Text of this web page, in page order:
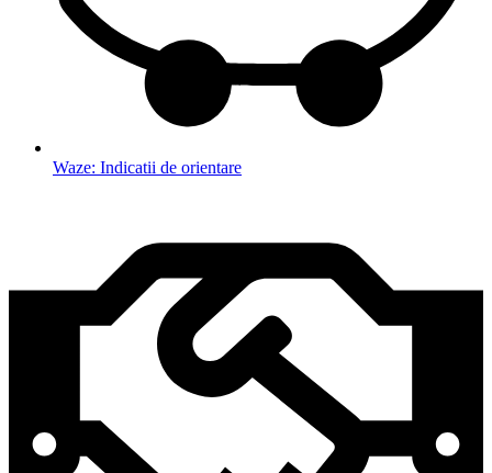
Waze: Indicatii de orientare